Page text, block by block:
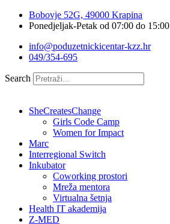
Bobovje 52G, 49000 Krapina
Ponedjeljak-Petak od 07:00 do 15:00
info@poduzetnickicentar-kzz.hr
049/354-695
Search
SheCreatesChange
Girls Code Camp
Women for Impact
Marc
Interregional Switch
Inkubator
Coworking prostori
Mreža mentora
Virtualna šetnja
Health IT akademija
Z-MED